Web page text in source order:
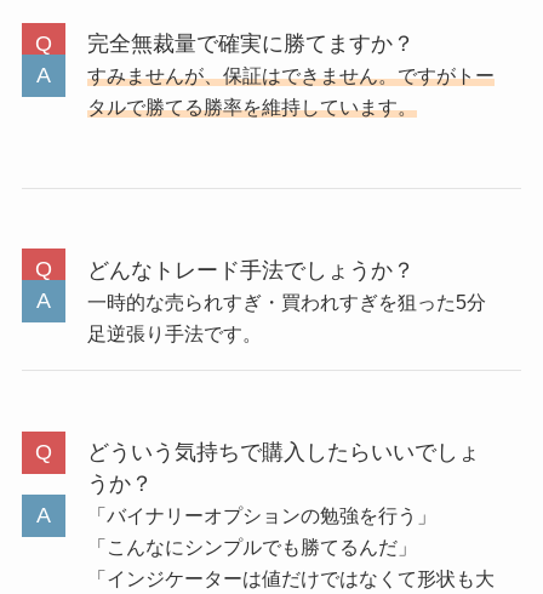
完全無裁量で確実に勝てますか？
すみませんが、保証はできません。ですがトー
タルで勝てる勝率を維持しています。
どんなトレード手法でしょうか？
一時的な売られすぎ・買われすぎを狙った5分
足逆張り手法です。
どういう気持ちで購入したらいいでしょ
うか？
「バイナリーオプションの勉強を行う」
「こんなにシンプルでも勝てるんだ」
「インジケーターは値だけではなくて形状も大